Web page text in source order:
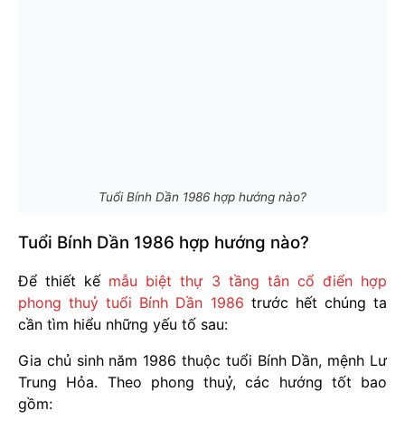
Tuổi Bính Dần 1986 hợp hướng nào?
Tuổi Bính Dần 1986 hợp hướng nào?
Để thiết kế mẫu biệt thự 3 tầng tân cổ điển hợp
phong thuỷ tuổi Bính Dần 1986 trước hết chúng ta
cần tìm hiểu những yếu tố sau:
Gia chủ sinh năm 1986 thuộc tuổi Bính Dần, mệnh Lư
Trung Hỏa. Theo phong thuỷ, các hướng tốt bao
gồm: